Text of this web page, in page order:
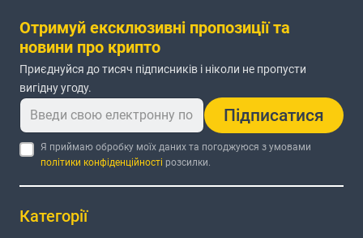
Отримуй ексклюзивні пропозиції та
новини про крипто
Приєднуйся до тисяч підписників і ніколи не пропусти
вигідну угоду.
Підписатися
Я приймаю обробку моїх даних та погоджуюся з умовами
політики конфіденційності розсилки.
Категорії